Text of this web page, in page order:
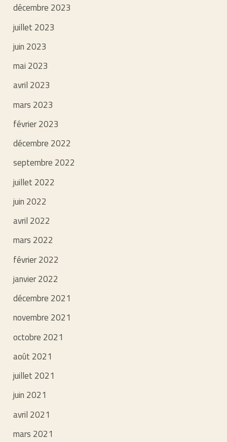
décembre 2023
juillet 2023
juin 2023
mai 2023
avril 2023
mars 2023
février 2023
décembre 2022
septembre 2022
juillet 2022
juin 2022
avril 2022
mars 2022
février 2022
janvier 2022
décembre 2021
novembre 2021
octobre 2021
août 2021
juillet 2021
juin 2021
avril 2021
mars 2021